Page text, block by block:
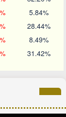
5.84%
28.44%
8.49%
31.42%